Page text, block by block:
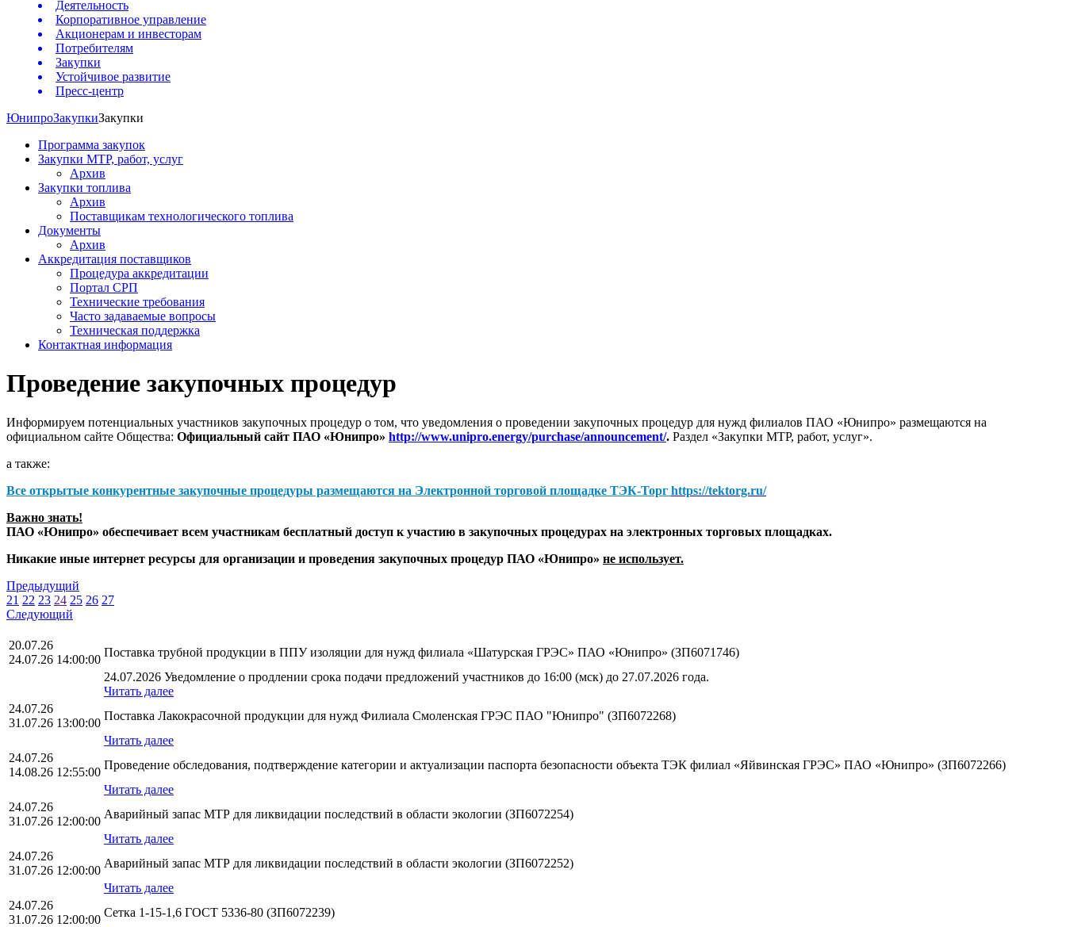
Деятельность
Корпоративное управление
Акционерам и инвесторам
Потребителям
Закупки
Устойчивое развитие
Пресс-центр
ЮнипроЗакупкиЗакупки
Программа закупок
Закупки МТР, работ, услуг
Архив
Закупки топлива
Архив
Поставщикам технологического топлива
Документы
Архив
Аккредитация поставщиков
Процедура аккредитации
Портал СРП
Технические требования
Часто задаваемые вопросы
Техническая поддержка
Контактная информация
Проведение закупочных процедур
Информируем потенциальных участников закупочных процедур о том, что уведомления о проведении закупочных процедур для нужд филиалов ПАО «Юнипро» размещаются на
официальном сайте Общества: Официальный сайт ПАО «Юнипро» http://www.unipro.energy/purchase/announcement/. Раздел «Закупки МТР, работ, услуг».
а также:
Все открытые конкурентные закупочные процедуры размещаются на Электронной торговой площадке ТЭК-Торг https://tektorg.ru/
Важно знать!
ПАО «Юнипро» обеспечивает всем участникам бесплатный доступ к участию в закупочных процедурах на электронных торговых площадках.
Никакие иные интернет ресурсы для организации и проведения закупочных процедур ПАО «Юнипро» не использует.
Предыдущий
21 22 23 24 25 26 27
Следующий
20.07.26
24.07.26 14:00:00
Поставка трубной продукции в ППУ изоляции для нужд филиала «Шатурская ГРЭС» ПАО «Юнипро» (ЗП6071746)
24.07.2026 Уведомление о продлении срока подачи предложений участников до 16:00 (мск) до 27.07.2026 года.
Читать далее
24.07.26
31.07.26 13:00:00
Поставка Лакокрасочной продукции для нужд Филиала Смоленская ГРЭС ПАО "Юнипро" (ЗП6072268)
Читать далее
24.07.26
14.08.26 12:55:00
Проведение обследования, подтверждение категории и актуализации паспорта безопасности объекта ТЭК филиал «Яйвинская ГРЭС» ПАО «Юнипро» (ЗП6072266)
Читать далее
24.07.26
31.07.26 12:00:00
Аварийный запас МТР для ликвидации последствий в области экологии (ЗП6072254)
Читать далее
24.07.26
31.07.26 12:00:00
Аварийный запас МТР для ликвидации последствий в области экологии (ЗП6072252)
Читать далее
24.07.26
31.07.26 12:00:00
Сетка 1-15-1,6 ГОСТ 5336-80 (ЗП6072239)